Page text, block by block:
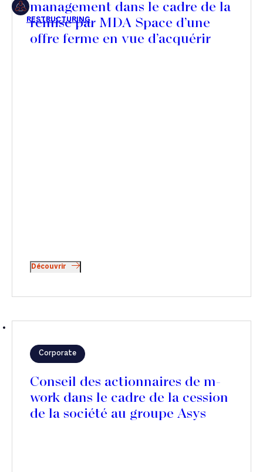
Article
management dans le cadre de la
remise par MDA Space d’une
offre ferme en vue d’acquérir
Découvrir
Corporate
Conseil des actionnaires de m-
work dans le cadre de la cession
de la société au groupe Asys